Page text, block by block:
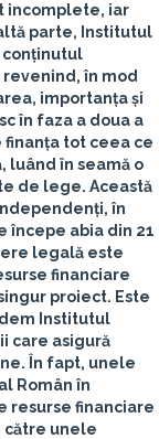
incomplete, iar
parte, Institutul
conținutul
în mod
importanța și
în faza a doua a
finanța tot ceea ce
luând în seamă o
de lege. Această
, în
începe abia din 21
legală este
financiare
proiect. Este
Institutul
care asigură
În fapt, unele
Român în
resurse financiare
către unele